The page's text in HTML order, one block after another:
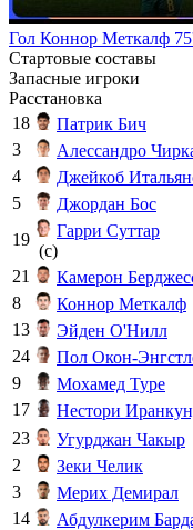
Гол Коннор Меткалф
Стартовые составы
Запасные игроки
Расстановка
18
Патрик Бич
3
Алессандро
4
Джейкоб
5
Джордан Бос
19
Гарри Суттар
(c)
21
Камерон
8
Коннор Меткалф
13
Эйден О'Нилл
24
Пол Окон-
9
Мохамед Туре
17
Нестори
23
Угурджан Чакыр
2
Зеки Челик
3
Мерих Демирал
14
Абдулкерим